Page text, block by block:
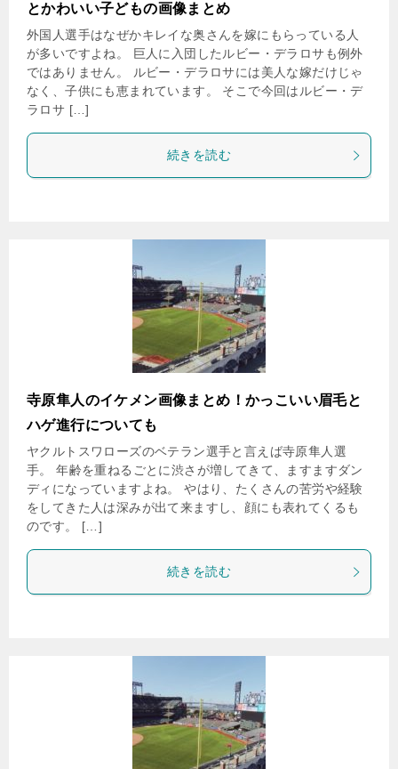
とかわいい子どもの画像まとめ
外国人選手はなぜかキレイな奥さんを嫁にもらっている人
が多いですよね。 巨人に入団したルビー・デラロサも例外
ではありません。 ルビー・デラロサには美人な嫁だけじゃ
なく、子供にも恵まれています。 そこで今回はルビー・デ
ラロサ […]
続きを読む
寺原隼人のイケメン画像まとめ！かっこいい眉毛と
ハゲ進行についても
ヤクルトスワローズのベテラン選手と言えば寺原隼人選
手。 年齢を重ねるごとに渋さが増してきて、ますますダン
ディになっていますよね。 やはり、たくさんの苦労や経験
をしてきた人は深みが出て来ますし、顔にも表れてくるも
のです。 […]
続きを読む